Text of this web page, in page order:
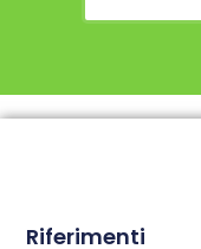
Riferimenti